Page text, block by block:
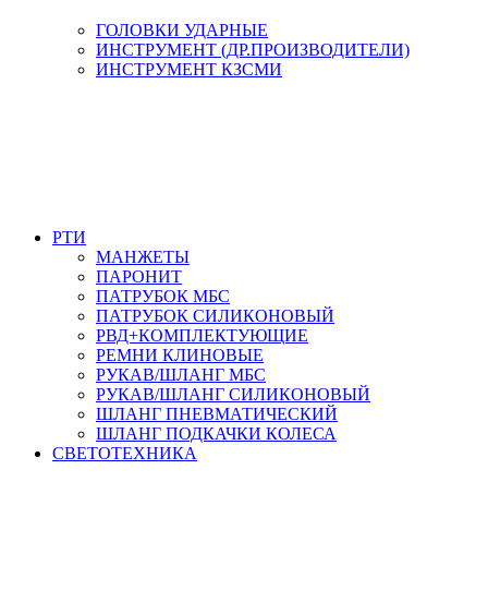
ГОЛОВКИ УДАРНЫЕ
ИНСТРУМЕНТ (ДР.ПРОИЗВОДИТЕЛИ)
ИНСТРУМЕНТ КЗСМИ
РТИ
МАНЖЕТЫ
ПАРОНИТ
ПАТРУБОК МБС
ПАТРУБОК СИЛИКОНОВЫЙ
РВД+КОМПЛЕКТУЮЩИЕ
РЕМНИ КЛИНОВЫЕ
РУКАВ/ШЛАНГ МБС
РУКАВ/ШЛАНГ СИЛИКОНОВЫЙ
ШЛАНГ ПНЕВМАТИЧЕСКИЙ
ШЛАНГ ПОДКАЧКИ КОЛЕСА
СВЕТОТЕХНИКА